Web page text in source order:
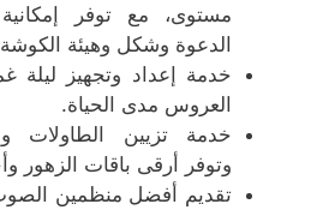
مستوى، مع توفر
الدعوة وشكل وهيئة
خدمة إعداد وتجهيز ليلة
العروس مدى الحياة.
خدمة تزيين الطاولات
وتوفر أرقى باقات الزهور
تقديم أفضل منظمين